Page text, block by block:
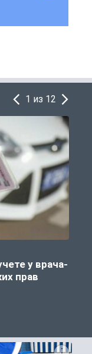
1 из 12
у врача-
прав